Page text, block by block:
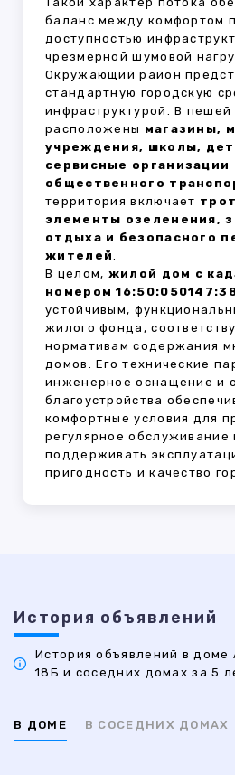
баланс между комфортом
доступностью
чрезмерной шумовой
Окружающий район
стандартную городскую
инфраструктурой. В пешей
расположены магазины,
учреждения, школы,
сервисные организации
общественного
территория включает
элементы озеленения,
отдыха и безопасного
жителей.
В целом, жилой дом с
номером
устойчивым,
жилого фонда,
нормативам содержания
домов. Его технические
инженерное оснащение и
благоустройства
комфортные условия для
регулярное обслуживание
поддерживать
пригодность и качество
История объявлений
История объявлений в доме
18Б и соседних домах за 5
В ДОМЕ В СОСЕДНИХ ДОМАХ